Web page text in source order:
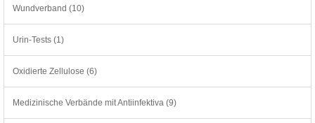
Wundverband (10)
Urin-Tests (1)
Oxidierte Zellulose (6)
Medizinische Verbände mit Antiinfektiva (9)